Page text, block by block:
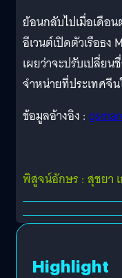
ย้อนกลับไปเมื่อเดือ
อีเวนต์เปิดตัวเรือธง
เผยว่าจะปรับเปลี่ยน
จำหน่ายที่ประเทศจี
ข้อมูลอ้างอิง :
พิสูจน์อักษร : สุชยา
Highlight